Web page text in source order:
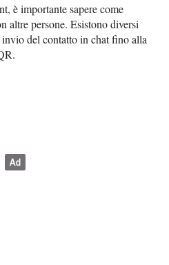
è importante sapere come
altre persone. Esistono diversi
del contatto in chat fino alla